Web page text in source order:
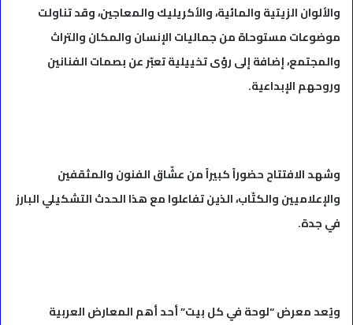
والألوان الزيتية والمائية، والأكريليك والمعاجين، وقد تناولت
موضوعات مستوحاة من جماليات الإنسان والمكان والتراث
والمجتمع، إضافة إلى رؤى تخييلية تعبّر عن بصمات الفنانين
وروحهم الإبداعية.
وشهد الافتتاح حضوراً كبيراً من عشّاق الفنون والمثقفين
والإعلاميين والكتّاب، الذين تفاعلوا مع هذا الحدث التشكيلي البارز
في جدة.
ويُعد معرض “لوحة في كل بيت” أحد أهم المعارض العربية